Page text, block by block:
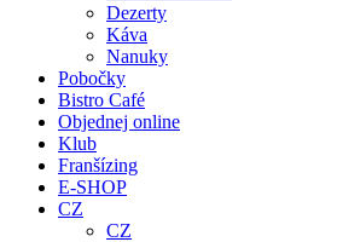
Dezerty
Káva
Nanuky
Pobočky
Bistro Café
Objednej online
Klub
Franšízing
E-SHOP
CZ
CZ